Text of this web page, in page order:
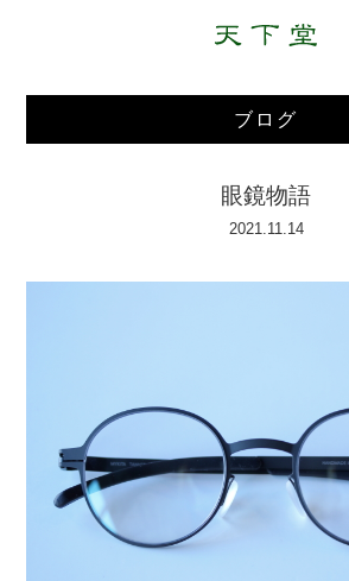
ブログ
眼鏡物語
2021.11.14